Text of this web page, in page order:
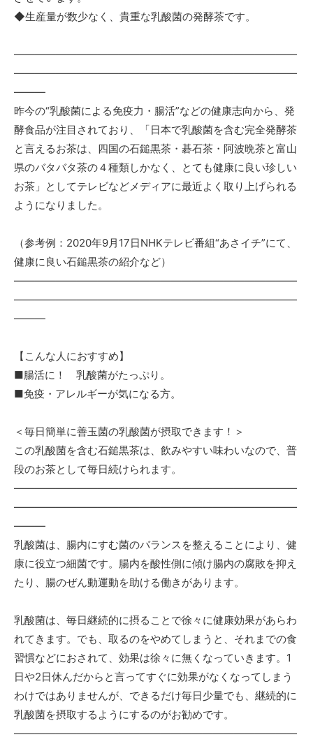
◆生産量が数少なく、貴重な乳酸菌の発酵茶です。
―――――――――――――――――――――――――――
―――――――――――――――――――――――――――
―――
昨今の“乳酸菌による免疫力・腸活”などの健康志向から、発
酵食品が注目されており、「日本で乳酸菌を含む完全発酵茶
と言えるお茶は、四国の石鎚黒茶・碁石茶・阿波晩茶と富山
県のバタバタ茶の４種類しかなく、とても健康に良い珍しい
お茶」としてテレビなどメディアに最近よく取り上げられる
ようになりました。
（参考例：2020年9月17日NHKテレビ番組“あさイチ”にて、
健康に良い石鎚黒茶の紹介など）
―――――――――――――――――――――――――――
―――――――――――――――――――――――――――
―――
【こんな人におすすめ】
■腸活に！ 乳酸菌がたっぷり。
■免疫・アレルギーが気になる方。
＜毎日簡単に善玉菌の乳酸菌が摂取できます！＞
この乳酸菌を含む石鎚黒茶は、飲みやすい味わいなので、普
段のお茶として毎日続けられます。
―――――――――――――――――――――――――――
―――――――――――――――――――――――――――
―――
乳酸菌は、腸内にすむ菌のバランスを整えることにより、健
康に役立つ細菌です。腸内を酸性側に傾け腸内の腐敗を抑え
たり、腸のぜん動運動を助ける働きがあります。
乳酸菌は、毎日継続的に摂ることで徐々に健康効果があらわ
れてきます。でも、取るのをやめてしまうと、それまでの食
習慣などにおされて、効果は徐々に無くなっていきます。1
日や2日休んだからと言ってすぐに効果がなくなってしまう
わけではありませんが、できるだけ毎日少量でも、継続的に
乳酸菌を摂取するようにするのがお勧めです。
―――――――――――――――――――――――――――